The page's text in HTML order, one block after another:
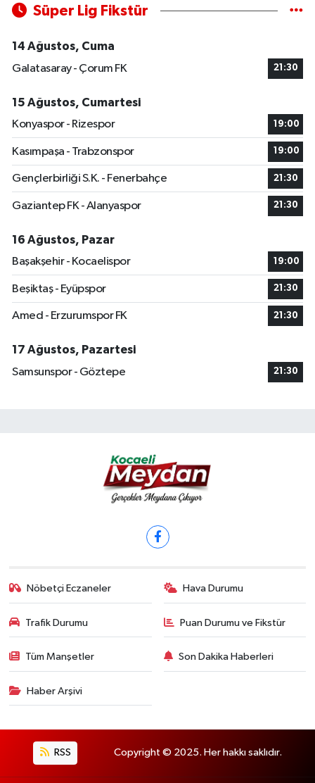
Süper Lig Fikstür
14 Ağustos, Cuma
Galatasaray - Çorum FK
21:30
15 Ağustos, Cumartesi
Konyaspor - Rizespor
19:00
Kasımpaşa - Trabzonspor 19:00
Gençlerbirliği S.K. - Fenerbahçe 21:30
Gaziantep FK - Alanyaspor 21:30
16 Ağustos, Pazar
Başakşehir - Kocaelispor
19:00
Beşiktaş - Eyüpspor 21:30
Amed - Erzurumspor FK 21:30
17 Ağustos, Pazartesi
Samsunspor - Göztepe
21:30
Nöbetçi Eczaneler Hava Durumu
Trafik Durumu Puan Durumu ve Fikstür
Tüm Manşetler Son Dakika Haberleri
Haber Arşivi
RSS Copyright © 2025. Her hakkı saklıdır.